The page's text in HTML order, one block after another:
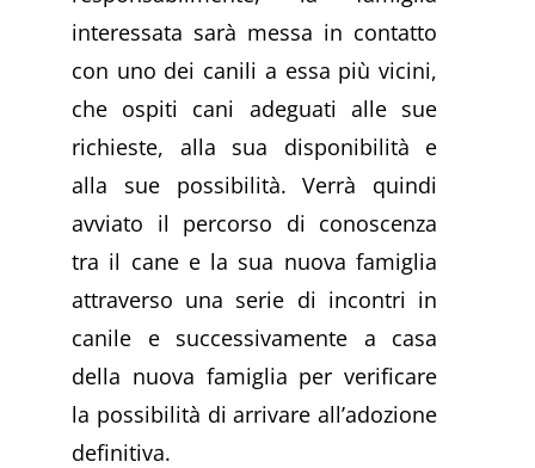
interessata sarà messa in contatto
con uno dei canili a essa più vicini,
che ospiti cani adeguati alle sue
richieste, alla sua disponibilità e
alla sue possibilità. Verrà quindi
avviato il percorso di conoscenza
tra il cane e la sua nuova famiglia
attraverso una serie di incontri in
canile e successivamente a casa
della nuova famiglia per verificare
la possibilità di arrivare all’adozione
definitiva.